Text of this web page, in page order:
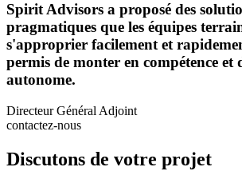
Spirit Advisors a proposé des
pragmatiques que les équipes
s'approprier facilement et
permis de monter en compétence et
autonome.
Directeur Général Adjoint
contactez-nous
Discutons de votre projet